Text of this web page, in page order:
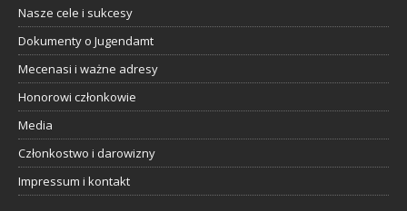
Nasze cele i sukcesy
Dokumenty o Jugendamt
Mecenasi i ważne adresy
Honorowi członkowie
Media
Członkostwo i darowizny
Impressum i kontakt